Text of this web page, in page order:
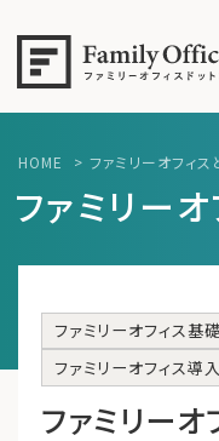
初めての方
エキスパー
無料講座
コラム
HOME > ファミリーオフィス
ファミリー
ファミリーオフィス基
ファミリーオフィス導
ファミリー